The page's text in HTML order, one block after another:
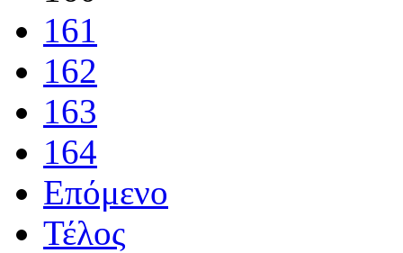
161
162
163
164
Επόμενο
Τέλος